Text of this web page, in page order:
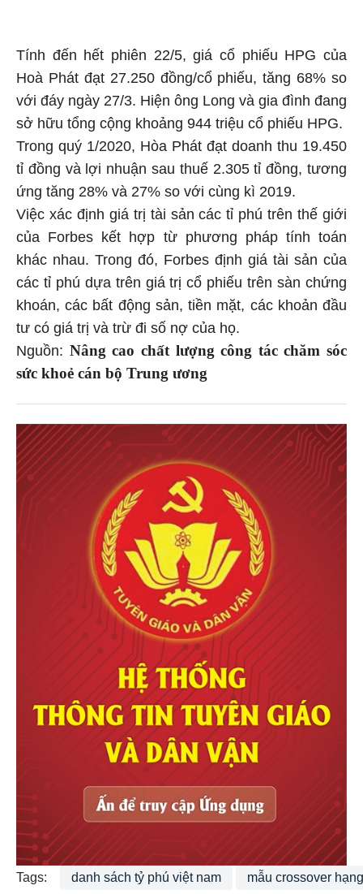
Tính đến hết phiên 22/5, giá cổ phiếu HPG của
Hoà Phát đạt 27.250 đồng/cổ phiếu, tăng 68% so
với đáy ngày 27/3. Hiện ông Long và gia đình đang
sở hữu tổng cộng khoảng 944 triệu cổ phiếu HPG.
Trong quý 1/2020, Hòa Phát đạt doanh thu 19.450
tỉ đồng và lợi nhuận sau thuế 2.305 tỉ đồng, tương
ứng tăng 28% và 27% so với cùng kì 2019.
Việc xác định giá trị tài sản các tỉ phú trên thế giới
của Forbes kết hợp từ phương pháp tính toán
khác nhau. Trong đó, Forbes định giá tài sản của
các tỉ phú dựa trên giá trị cổ phiếu trên sàn chứng
khoán, các bất động sản, tiền mặt, các khoản đầu
tư có giá trị và trừ đi số nợ của họ.
Nguồn: Nâng cao chất lượng công tác chăm sóc
sức khoẻ cán bộ Trung ương
Tags: danh sách tỷ phú việt nam mẫu crossover